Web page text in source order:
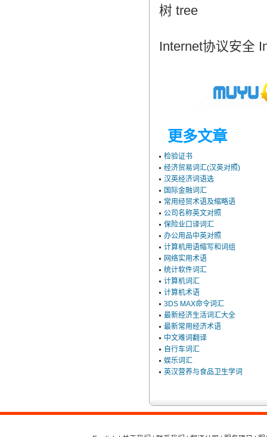
树 tree
Internet协议安全
更多文章
检验证书
经济贸易词汇(汉英对照)
汉英经济词语选
国际金融词汇
常用经贸术语及缩略语
公司名称英文对照
保险业口译词汇
办公用品中英对照
计算机用语缩写和词组
网络实用术语
统计软件词汇
计算机词汇
计算机术语
3DS MAX命令词汇
最新经济生活词汇大全
最新常用经济术语
中文难词翻译
自行车词汇
娱乐词汇
英汉营养与食品卫生学词